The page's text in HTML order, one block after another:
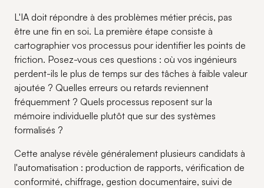
L'IA doit répondre à des problèmes métier précis, pas
être une fin en soi. La première étape consiste à
cartographier vos processus pour identifier les points de
friction. Posez-vous ces questions : où vos ingénieurs
perdent-ils le plus de temps sur des tâches à faible valeur
ajoutée ? Quelles erreurs ou retards reviennent
fréquemment ? Quels processus reposent sur la
mémoire individuelle plutôt que sur des systèmes
formalisés ?
Cette analyse révèle généralement plusieurs candidats à
l'automatisation : production de rapports, vérification de
conformité, chiffrage, gestion documentaire, suivi de